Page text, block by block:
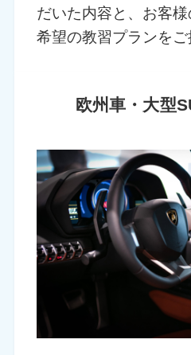
だいた内容と、お客
希望の教習プランをご
欧州車・大型